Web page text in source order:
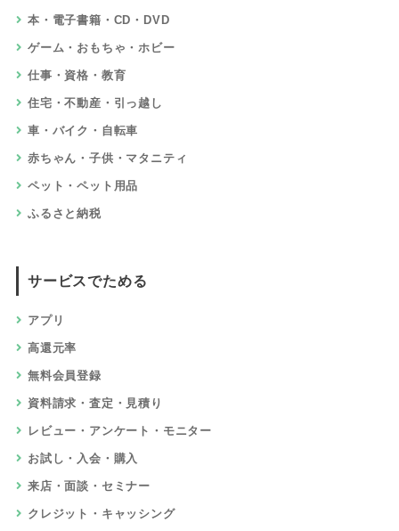
本・電子書籍・CD・DVD
ゲーム・おもちゃ・ホビー
仕事・資格・教育
住宅・不動産・引っ越し
車・バイク・自転車
赤ちゃん・子供・マタニティ
ペット・ペット用品
ふるさと納税
サービスでためる
アプリ
高還元率
無料会員登録
資料請求・査定・見積り
レビュー・アンケート・モニター
お試し・入会・購入
来店・面談・セミナー
クレジット・キャッシング